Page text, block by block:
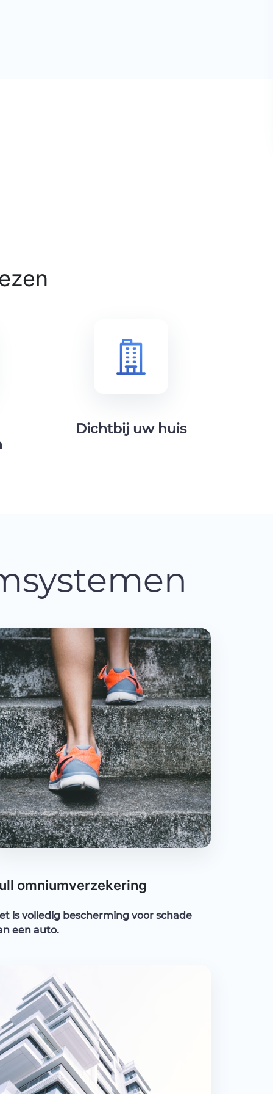
Dichtbij uw huis
omniumverzekering
is volledig bescherming voor schade
een auto.